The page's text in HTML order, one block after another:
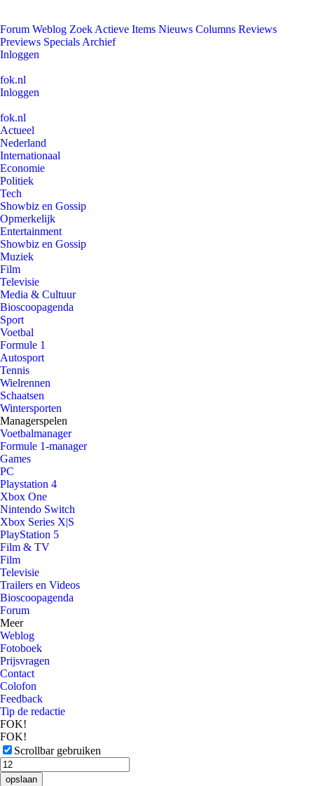
Forum Weblog Zoek Actieve Items Nieuws Columns Reviews
Previews Specials Archief
Inloggen
fok.nl
Inloggen
fok.nl
Actueel
Nederland
Internationaal
Economie
Politiek
Tech
Showbiz en Gossip
Opmerkelijk
Entertainment
Showbiz en Gossip
Muziek
Film
Televisie
Media & Cultuur
Bioscoopagenda
Sport
Voetbal
Formule 1
Autosport
Tennis
Wielrennen
Schaatsen
Wintersporten
Managerspelen
Voetbalmanager
Formule 1-manager
Games
PC
Playstation 4
Xbox One
Nintendo Switch
Xbox Series X|S
PlayStation 5
Film & TV
Film
Televisie
Trailers en Videos
Bioscoopagenda
Forum
Meer
Weblog
Fotoboek
Prijsvragen
Contact
Colofon
Feedback
Tip de redactie
FOK!
FOK!
Scrollbar gebruiken
opslaan